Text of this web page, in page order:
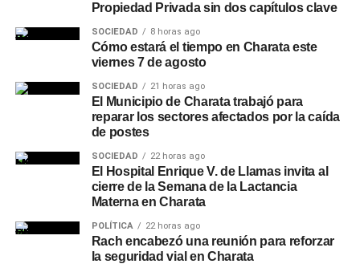
Propiedad Privada sin dos capítulos clave
SOCIEDAD 8 horas ago
Cómo estará el tiempo en Charata este
viernes 7 de agosto
SOCIEDAD 21 horas ago
El Municipio de Charata trabajó para
reparar los sectores afectados por la caída
de postes
SOCIEDAD 22 horas ago
El Hospital Enrique V. de Llamas invita al
cierre de la Semana de la Lactancia
Materna en Charata
POLÍTICA 22 horas ago
Rach encabezó una reunión para reforzar
la seguridad vial en Charata